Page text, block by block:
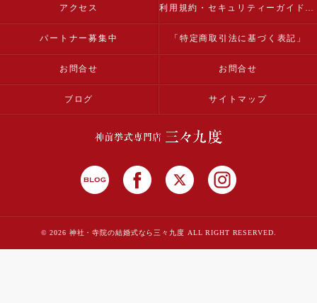
アクセス 利用規約・セキュリティーガイドライン
パートナー募集中 「特定商取引法に基づく表記」
お問合せ お問合せ
ブログ サイトマップ
© 2026 神社・寺院の結婚式なら三々九度 ALL RIGHT RESERVED.